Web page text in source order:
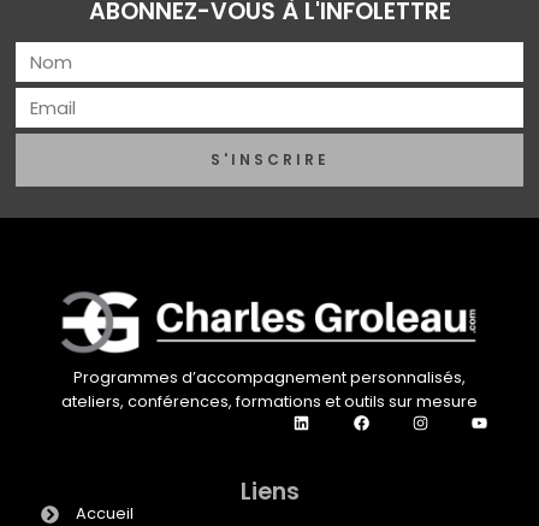
ABONNEZ-VOUS À L'INFOLETTRE
S'INSCRIRE
Programmes d’accompagnement personnalisés,
ateliers, conférences, formations et outils sur mesure
Liens
Accueil